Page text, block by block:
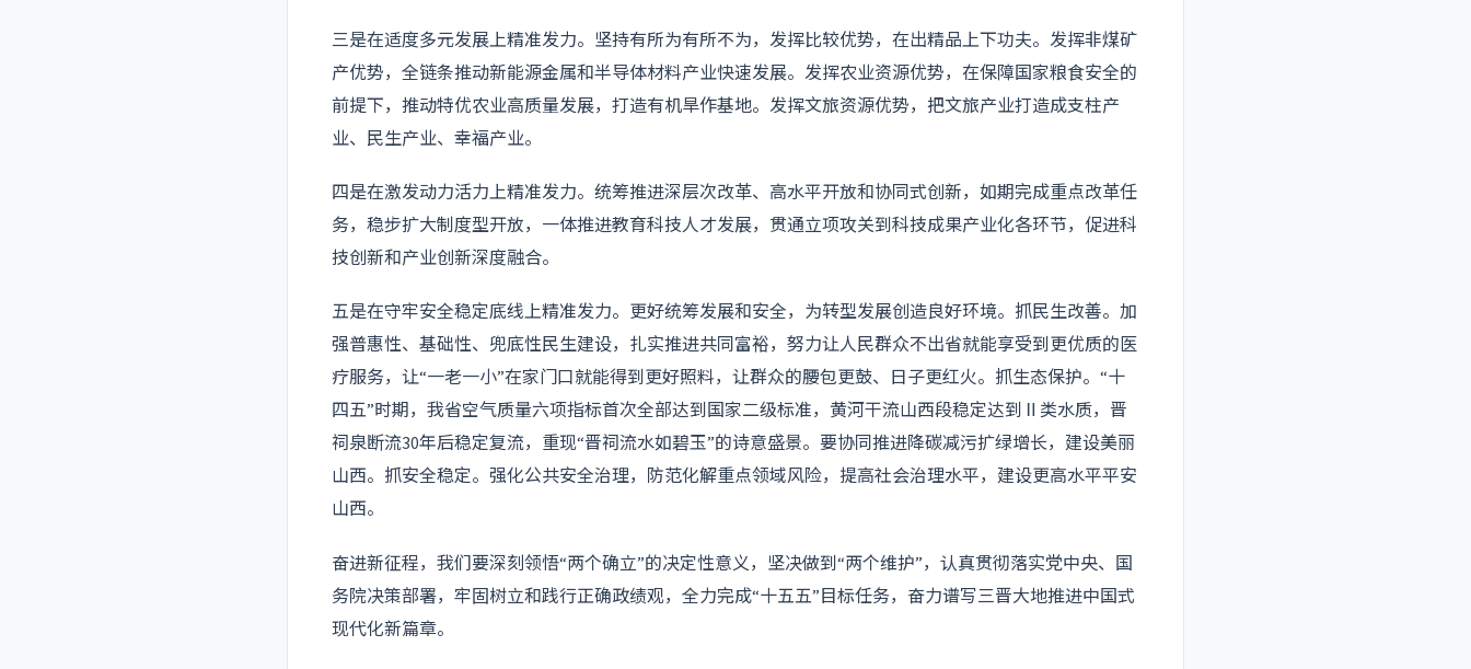
三是在适度多元发展上精准发力。坚持有所为有所不为，发挥比较优势，在出精品上下功夫。发挥非煤矿
产优势，全链条推动新能源金属和半导体材料产业快速发展。发挥农业资源优势，在保障国家粮食安全的
前提下，推动特优农业高质量发展，打造有机旱作基地。发挥文旅资源优势，把文旅产业打造成支柱产
业、民生产业、幸福产业。
四是在激发动力活力上精准发力。统筹推进深层次改革、高水平开放和协同式创新，如期完成重点改革任
务，稳步扩大制度型开放，一体推进教育科技人才发展，贯通立项攻关到科技成果产业化各环节，促进科
技创新和产业创新深度融合。
五是在守牢安全稳定底线上精准发力。更好统筹发展和安全，为转型发展创造良好环境。抓民生改善。加
强普惠性、基础性、兜底性民生建设，扎实推进共同富裕，努力让人民群众不出省就能享受到更优质的医
疗服务，让“一老一小”在家门口就能得到更好照料，让群众的腰包更鼓、日子更红火。抓生态保护。“十
四五”时期，我省空气质量六项指标首次全部达到国家二级标准，黄河干流山西段稳定达到Ⅱ类水质，晋
祠泉断流30年后稳定复流，重现“晋祠流水如碧玉”的诗意盛景。要协同推进降碳减污扩绿增长，建设美丽
山西。抓安全稳定。强化公共安全治理，防范化解重点领域风险，提高社会治理水平，建设更高水平平安
山西。
奋进新征程，我们要深刻领悟“两个确立”的决定性意义，坚决做到“两个维护”，认真贯彻落实党中央、国
务院决策部署，牢固树立和践行正确政绩观，全力完成“十五五”目标任务，奋力谱写三晋大地推进中国式
现代化新篇章。